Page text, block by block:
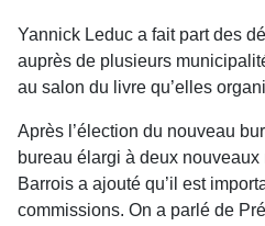
Yannick Leduc a fait part des
auprès de plusieurs
au salon du livre qu’elles
Après l’élection du nouveau
bureau élargi à deux
Barrois a ajouté qu’il est
commissions. On a parlé de